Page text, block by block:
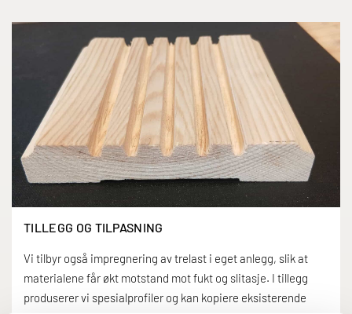
TILLEGG OG TILPASNING
Vi tilbyr også impregnering av trelast i eget anlegg, slik at
materialene får økt motstand mot fukt og slitasje. I tillegg
produserer vi spesialprofiler og kan kopiere eksisterende